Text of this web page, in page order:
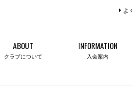
よ
クラブについて
ABOUT
入会案内
INFORMATION